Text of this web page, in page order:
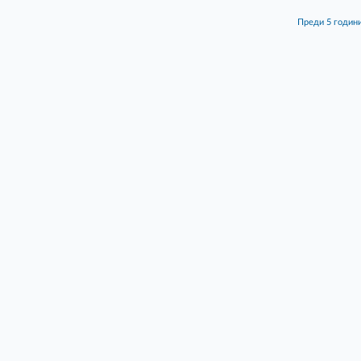
преди 5